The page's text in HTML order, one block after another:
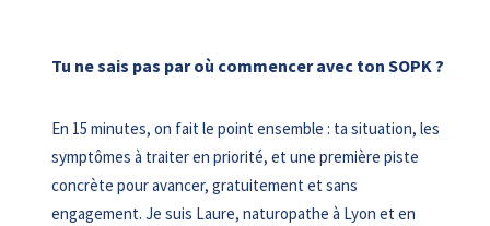
Tu ne sais pas par où commencer avec ton SOPK ?
En 15 minutes, on fait le point ensemble : ta situation, les
symptômes à traiter en priorité, et une première piste
concrète pour avancer, gratuitement et sans
engagement. Je suis Laure, naturopathe à Lyon et en